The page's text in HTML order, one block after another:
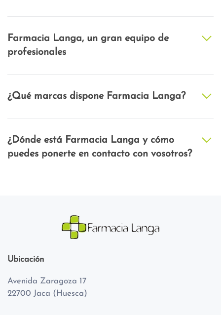
Farmacia Langa, un gran equipo de
profesionales
¿Qué marcas dispone Farmacia Langa?
¿Dónde está Farmacia Langa y cómo
puedes ponerte en contacto con vosotros?
Ubicación
Avenida Zaragoza 17
22700 Jaca (Huesca)